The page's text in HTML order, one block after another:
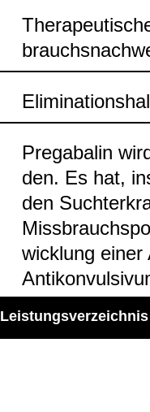
Leistungsverzeichnis
Pre­ga­ba­lin
den. Es hat,
den
wick­lung einer